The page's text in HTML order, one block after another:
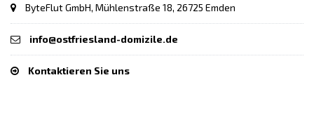
ByteFlut GmbH, Mühlenstraße 18, 26725 Emden
info@ostfriesland-domizile.de
Kontaktieren Sie uns